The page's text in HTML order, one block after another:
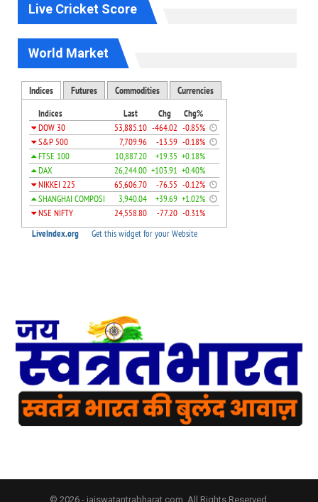
Live Cricket Score
World Market
© 2026 - jaiswatantrabharat.com. All Rights Reserved.